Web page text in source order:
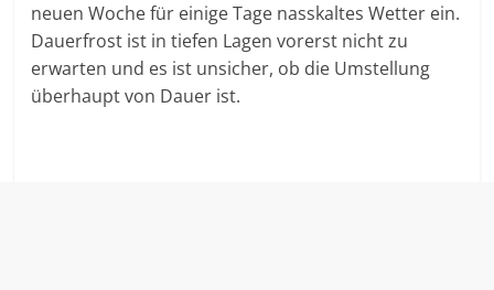
neuen Woche für einige Tage nasskaltes Wetter ein.
Dauerfrost ist in tiefen Lagen vorerst nicht zu
erwarten und es ist unsicher, ob die Umstellung
überhaupt von Dauer ist.